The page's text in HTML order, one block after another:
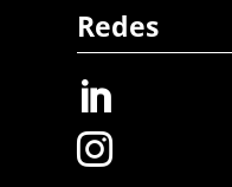
Redes

